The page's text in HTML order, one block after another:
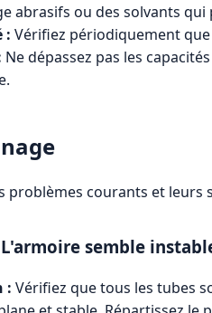
abrasifs ou des solvants
: Vérifiez périodiquement
Ne dépassez pas les
problèmes courants et leurs
semble
: Vérifiez que tous les tubes